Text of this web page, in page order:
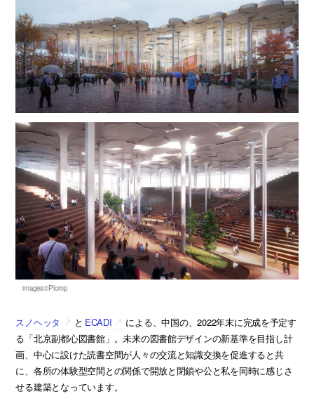
スノヘッタ と ECADI
による、中国の、2022年末に完成を予定す
る「北京副都心図書館」。未来の図書館デザインの新基準を目指し計
画、中心に設けた読書空間が人々の交流と知識交換を促進すると共
に、各所の体験型空間との関係で開放と閉鎖や公と私を同時に感じさ
せる建築となっています。